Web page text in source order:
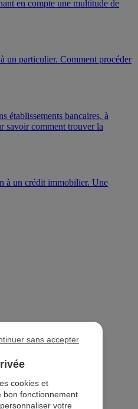
en compte une multitude de
un particulier. Comment procéder
établissements bancaires, à
savoir comment trouver la
à un crédit immobilier. Une
Dispositif d'alerte
cookies et
bon fonctionnement
votre
sans accepter